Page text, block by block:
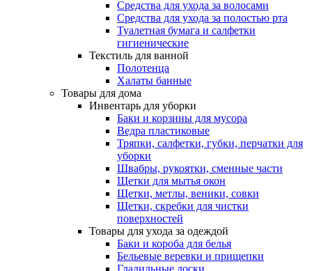
Средства для ухода за волосами
Средства для ухода за полостью рта
Туалетная бумага и салфетки
гигиенические
Текстиль для ванной
Полотенца
Халаты банные
Товары для дома
Инвентарь для уборки
Баки и корзины для мусора
Ведра пластиковые
Тряпки, салфетки, губки, перчатки для
уборки
Швабры, рукоятки, сменные части
Щетки для мытья окон
Щетки, метлы, веники, совки
Щетки, скребки для чистки
поверхностей
Товары для ухода за одеждой
Баки и короба для белья
Бельевые веревки и прищепки
Гладильные доски